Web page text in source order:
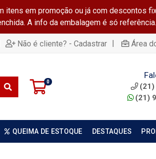
itens em promoção ou já com descontos
A info da embalagem é só referência.
Não é cliente? - Cadastrar | Área
0
(21)
(21)
QUEIMA DE ESTOQUE DESTAQUES